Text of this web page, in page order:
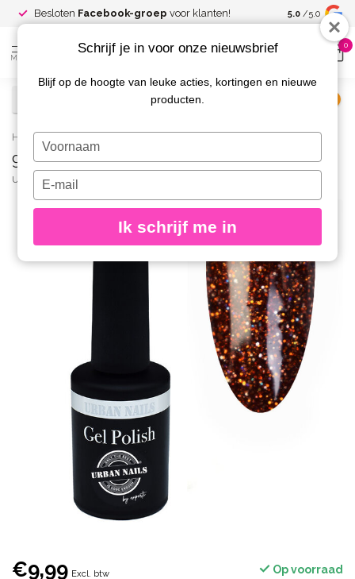
Besloten Facebook-groep voor klanten! Spaar voor
kortingen
5.0 /5.0
MENU
0
Home / 98 Gelpolish 8 gr.
98 Gelpolish 8 gr.
URBAN NAILS
€9,99 Excl. btw Op voorraad
Schrijf je in voor onze nieuwsbrief
Blijf op de hoogte van leuke acties, kortingen en nieuwe
producten.
Typ
je
naam
Typ
je
e-
in
Ik schrijf me in